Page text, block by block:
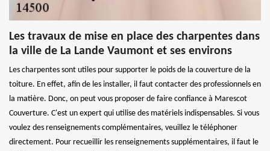
Les travaux de mise en place des charpentes dans
la ville de La Lande Vaumont et ses environs
Les charpentes sont utiles pour supporter le poids de la couverture de la
toiture. En effet, afin de les installer, il faut contacter des professionnels en
la matière. Donc, on peut vous proposer de faire confiance à Marescot
Couverture. C'est un expert qui utilise des matériels indispensables. Si vous
voulez des renseignements complémentaires, veuillez le téléphoner
directement. Pour recueillir les renseignements supplémentaires, il faut le